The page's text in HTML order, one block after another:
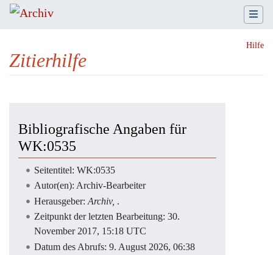
Hilfe
Zitierhilfe
Bibliografische Angaben für
WK:0535
Seitentitel: WK:0535
Autor(en): Archiv-Bearbeiter
Herausgeber: Archiv, .
Zeitpunkt der letzten Bearbeitung: 30.
November 2017, 15:18 UTC
Datum des Abrufs: 9. August 2026, 06:38